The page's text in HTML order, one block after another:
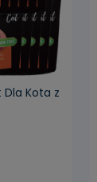
Dla Kota z